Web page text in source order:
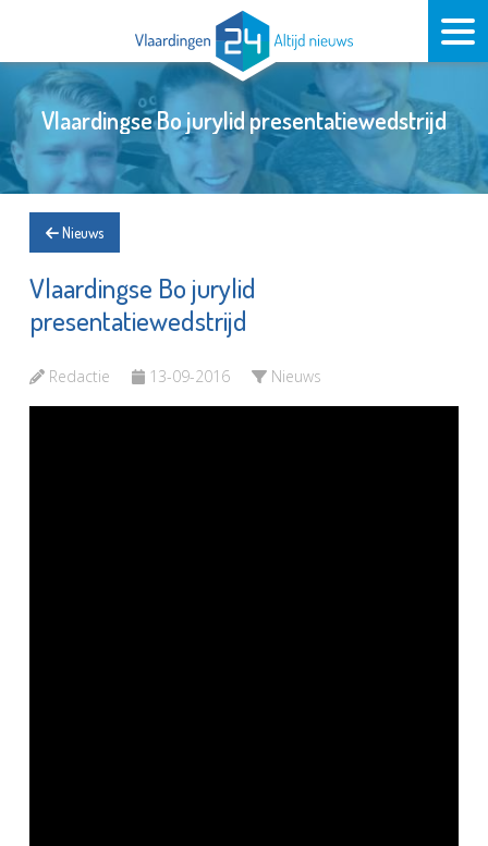
Vlaardingse Bo jurylid presentatiewedstrijd
Nieuws
Vlaardingse Bo jurylid
presentatiewedstrijd
Redactie 13-09-2016 Nieuws